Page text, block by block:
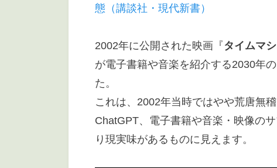
態（講談社・現代新書）
2002年に公開された映画『 タイムマ
が電子書籍や音楽を紹介する2030年
た。
これは、2002年当時ではやや荒唐無
ChatGPT、電子書籍や音楽・映像の
り現実味があるものに見えます。